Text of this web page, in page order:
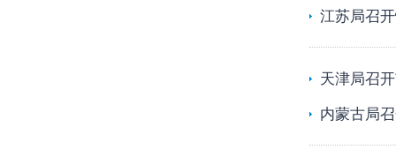
江苏局召
天津局召
内蒙古局